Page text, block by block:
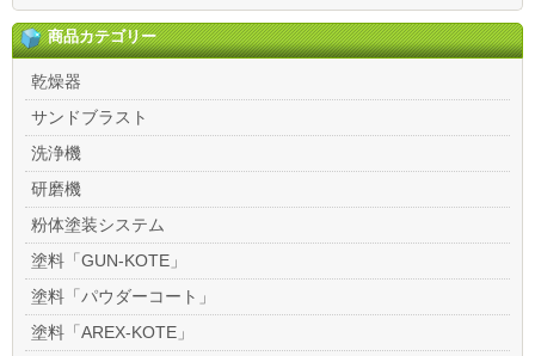
商品カテゴリー
乾燥器
サンドブラスト
洗浄機
研磨機
粉体塗装システム
塗料「GUN-KOTE」
塗料「パウダーコート」
塗料「AREX-KOTE」